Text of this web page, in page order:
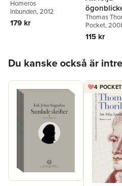
Homeros
Inbunden, 2012
179 kr
i urval
Thomas
Pocket,
115 kr
Du kanske också är
4